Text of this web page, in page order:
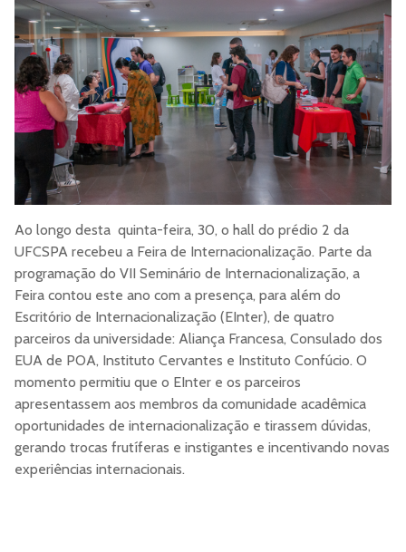
Ao longo desta quinta-feira, 30, o hall do prédio 2 da
UFCSPA recebeu a Feira de Internacionalização. Parte da
programação do VII Seminário de Internacionalização, a
Feira contou este ano com a presença, para além do
Escritório de Internacionalização (EInter), de quatro
parceiros da universidade: Aliança Francesa, Consulado dos
EUA de POA, Instituto Cervantes e Instituto Confúcio. O
momento permitiu que o EInter e os parceiros
apresentassem aos membros da comunidade acadêmica
oportunidades de internacionalização e tirassem dúvidas,
gerando trocas frutíferas e instigantes e incentivando novas
experiências internacionais.